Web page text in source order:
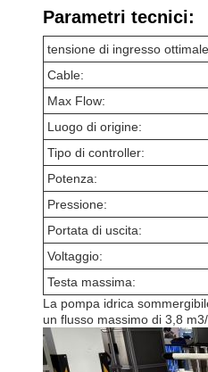
Parametri tecnici:
tensione di ingresso
Cable:
Max Flow:
Luogo di origine:
Tipo di controller:
Potenza:
Pressione:
Portata di uscita:
Voltaggio:
Testa massima:
La pompa idrica
un flusso massimo di 3,8